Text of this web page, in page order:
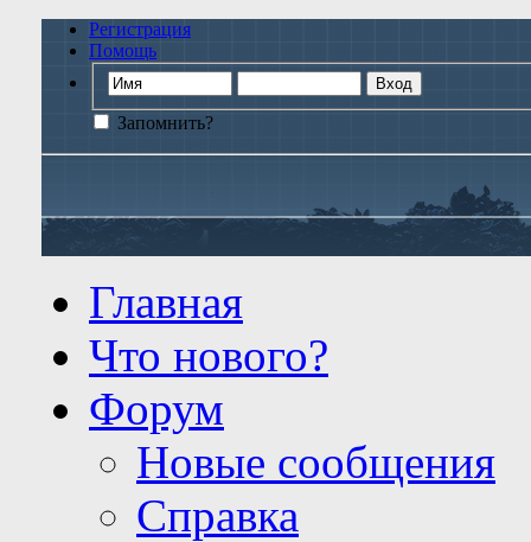
Регистрация
Помощь
Запомнить?
Главная
Что нового?
Форум
Новые сообщения
Справка